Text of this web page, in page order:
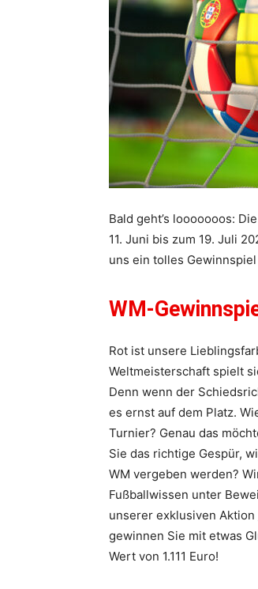
Bald geht’s looooooos:
11. Juni bis zum 19. Juli
uns ein tolles
WM-
Rot ist unsere
Weltmeisterschaft spielt
Denn wenn der
es ernst auf dem Platz.
Turnier? Genau das
Sie das richtige Gespür,
WM vergeben werden?
Fußballwissen unter
unserer exklusiven Aktion
gewinnen Sie mit etwas
Wert von 1.111 Euro!